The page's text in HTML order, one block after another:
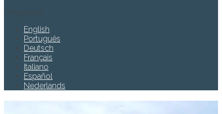
English
Português
Deutsch
Français
Italiano
Español
Nederlands